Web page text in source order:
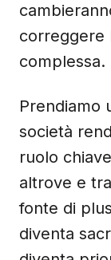
correggere
complessa.
Prendiamo
società
ruolo
altrove e
fonte di
diventa